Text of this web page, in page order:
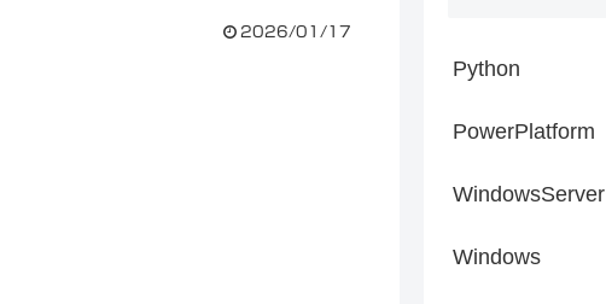
2026/01/17
Python
PowerPlatform
WindowsServer
Windows